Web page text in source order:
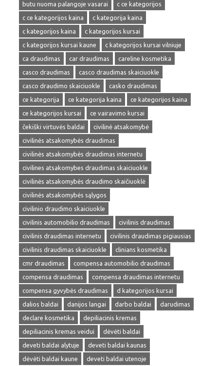
butu nuoma palangoje vasarai
c ce kategorijos
c ce kategorijos kaina
c kategorija kaina
c kategorijos kaina
c kategorijos kursai
c kategorijos kursai kaune
c kategorijos kursai vilniuje
ca draudimas
car draudimas
careline kosmetika
casco draudimas
casco draudimas skaiciuokle
casco draudimo skaiciuokle
casko draudimas
ce kategorija
ce kategorija kaina
ce kategorijos kaina
ce kategorijos kursai
ce vairavimo kursai
čekiški virtuvės baldai
civilinė atsakomybė
civilinės atsakomybės draudimas
civilinės atsakomybės draudimas internetu
civilines atsakomybes draudimas skaiciuokle
civilinės atsakomybės draudimo skaičiuoklė
civilinės atsakomybės sąlygos
civilinio draudimo skaiciuokle
civilinis automobilio draudimas
civilinis draudimas
civilinis draudimas internetu
civilinis draudimas pigiausias
civilinis draudimas skaiciuokle
clinians kosmetika
cmr draudimas
compensa automobilio draudimas
compensa draudimas
compensa draudimas internetu
compensa gyvybės draudimas
d kategorijos kursai
dalios baldai
danijos langai darbo baldai
darudimas
declare kosmetika
depiliacinis kremas
depiliacinis kremas veidui
dėvėti baldai
deveti baldai alytuje
deveti baldai kaunas
dėvėti baldai kaune
deveti baldai utenoje